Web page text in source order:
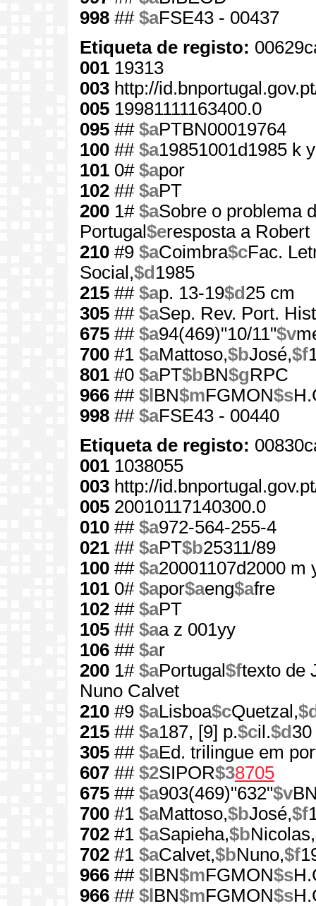
998 ## $aFSE43 - 00437
Etiqueta de registo:
001 19313
003 http://
005 19981111163400.0
095 ## $aPTBN00019764
100 ## $a19851001d1985 k
101 0# $apor
102 ## $aPT
200 1# $aSobre o problema
Portugal$eresposta a Robert
210 #9 $aCoimbra$cFac.
Social,$d 1985
215 ## $ap. 13-19$d 25 cm
305 ## $aSep. Rev. Port.
675 ## $a94(469)"10/11"$v
700 #1 $aMattoso,$bJosé,$f
801 #0 $aPT$bBN$gRPC
966 ## $l BN$mFGMON$s
998 ## $aFSE43 - 00440
Etiqueta de registo:
001 1038055
003 http://
005 20010117140300.0
010 ## $a972-564-255-4
021 ## $aPT$b25311/89
100 ## $a20001107d2000 m
101 0# $apor$aeng$afre
102 ## $aPT
105 ## $aa z 001yy
106 ## $ar
200 1# $aPortugal$ftexto de
Nuno Calvet
210 #9 $aLisboa$cQuetzal,
215 ## $a187, [9] p.$cil.$d
305 ## $aEd. trilingue em
607 ## $2SIPOR$38705
675 ## $a903(469)"632"$v
700 #1 $aMattoso,$bJosé,$f
702 #1 $aSapieha,$bNicolas,
702 #1 $aCalvet,$bNuno,$f
966 ## $l BN$mFGMON$s
966 ## $l BN$mFGMON$s